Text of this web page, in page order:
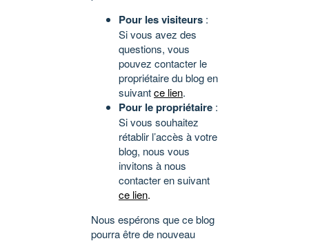
Pour les visiteurs :
Si vous avez des
questions, vous
pouvez contacter le
propriétaire du blog en
suivantce lien.
Pour le propriétaire :
Si vous souhaitez
rétablir l’accès à votre
blog, nous vous
invitons à nous
contacter en suivant
ce lien.
Nous espérons que ce blog
pourra être de nouveau